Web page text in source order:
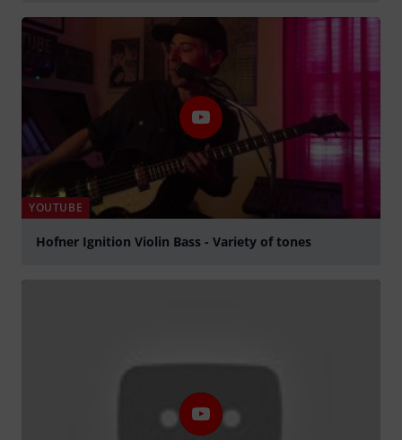
YOUTUBE
Hofner Ignition Violin Bass - Variety of tones